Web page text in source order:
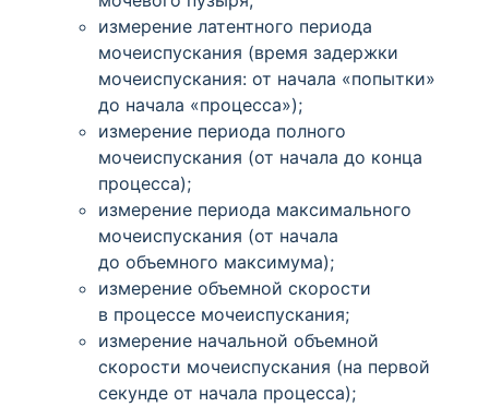
измерение латентного периода
мочеиспускания (время задержки
мочеиспускания: от начала «попытки»
до начала «процесса»);
измерение периода полного
мочеиспускания (от начала до конца
процесса);
измерение периода максимального
мочеиспускания (от начала
до объемного максимума);
измерение объемной скорости
в процессе мочеиспускания;
измерение начальной объемной
скорости мочеиспускания (на первой
секунде от начала процесса);